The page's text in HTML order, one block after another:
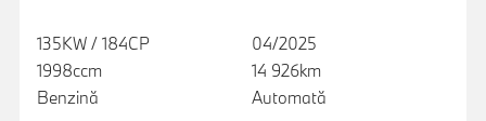
135KW / 184CP
1998ccm
Benzină
04/2025
14 926km
Automată